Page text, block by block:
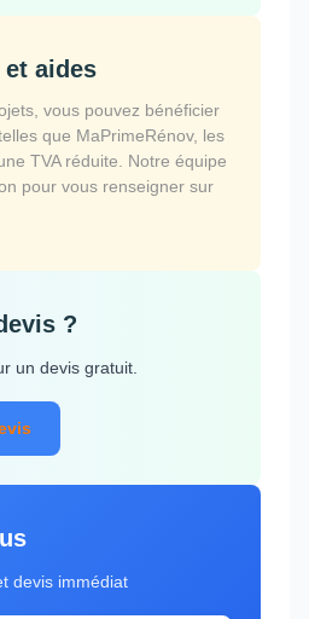
et aides
vous pouvez bénéficier
que MaPrimeRénov, les
TVA réduite. Notre équipe
pour vous renseigner sur
?
un devis gratuit.
devis immédiat